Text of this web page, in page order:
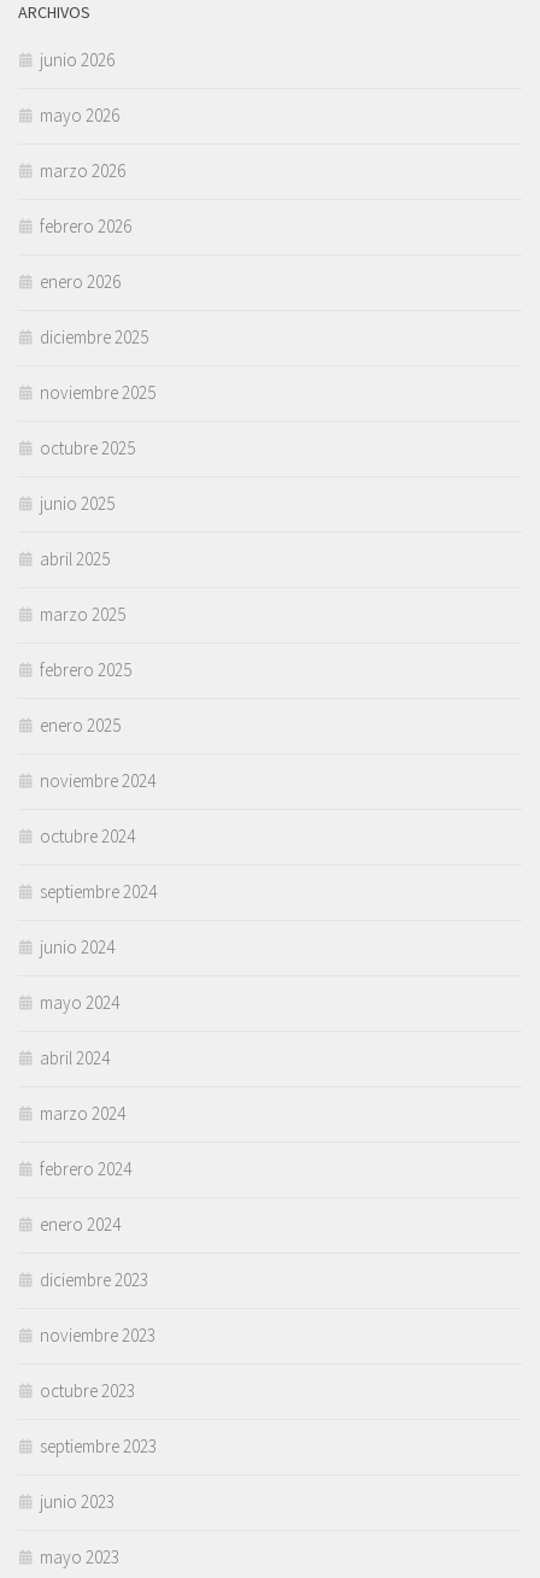
ARCHIVOS
junio 2026
mayo 2026
marzo 2026
febrero 2026
enero 2026
diciembre 2025
noviembre 2025
octubre 2025
junio 2025
abril 2025
marzo 2025
febrero 2025
enero 2025
noviembre 2024
octubre 2024
septiembre 2024
junio 2024
mayo 2024
abril 2024
marzo 2024
febrero 2024
enero 2024
diciembre 2023
noviembre 2023
octubre 2023
septiembre 2023
junio 2023
mayo 2023